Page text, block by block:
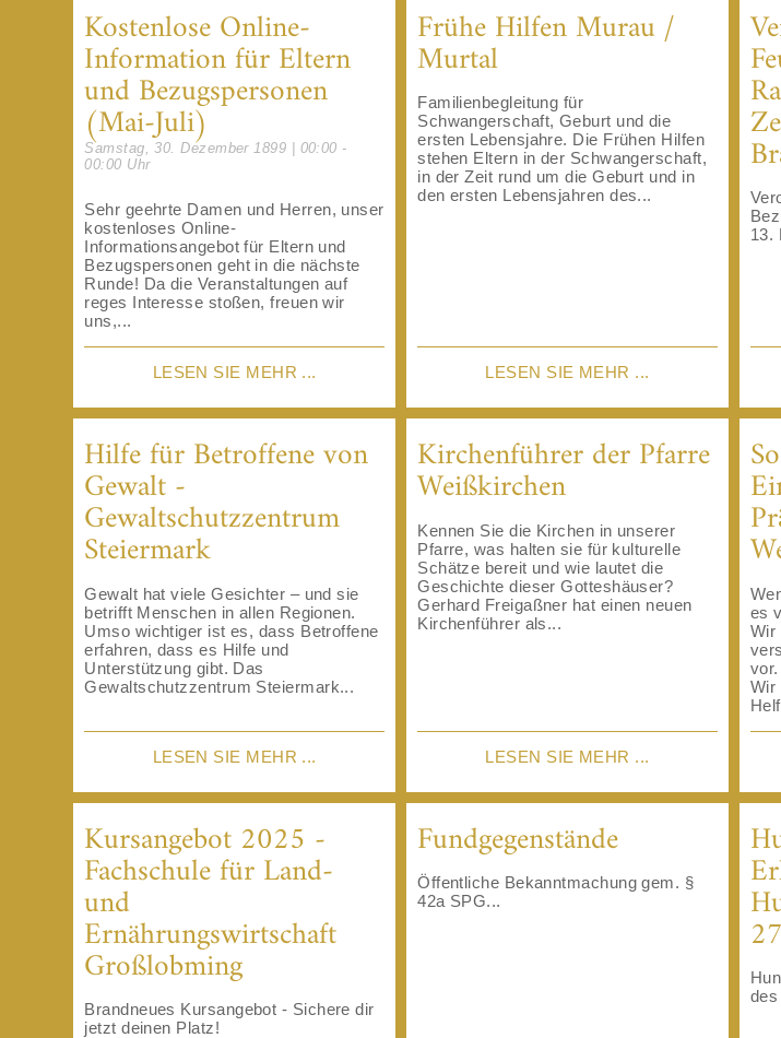
Kostenlose Online-
Information für Eltern
und Bezugspersonen
(Mai-Juli)
Samstag, 30. Dezember 1899 | 00:00 -
00:00 Uhr
Sehr geehrte Damen und Herren, unser
kostenloses Online-
Informationsangebot für Eltern und
Bezugspersonen geht in die nächste
Runde! Da die Veranstaltungen auf
reges Interesse stoßen, freuen wir
uns,...
LESEN SIE MEHR ...
Frühe Hilfen Murau /
Murtal
Familienbegleitung für
Schwangerschaft, Geburt und die
ersten Lebensjahre. Die Frühen Hilfen
stehen Eltern in der Schwangerschaft,
in der Zeit rund um die Geburt und in
den ersten Lebensjahren des...
LESEN SIE MEHR ...
13.
Hilfe für Betroffene von
Gewalt -
Gewaltschutzzentrum
Steiermark
Gewalt hat viele Gesichter – und sie
betrifft Menschen in allen Regionen.
Umso wichtiger ist es, dass Betroffene
erfahren, dass es Hilfe und
Unterstützung gibt. Das
Gewaltschutzzentrum Steiermark...
LESEN SIE MEHR ...
Kirchenführer der Pfarre
Weißkirchen
Kennen Sie die Kirchen in unserer
Pfarre, was halten sie für kulturelle
Schätze bereit und wie lautet die
Geschichte dieser Gotteshäuser?
Gerhard Freigaßner hat einen neuen
Kirchenführer als...
LESEN SIE MEHR ...
es
Wir
vor.
Wir
Kursangebot 2025 -
Fachschule für Land-
und
Ernährungswirtschaft
Großlobming
Brandneues Kursangebot - Sichere dir
jetzt deinen Platz!
Fundgegenstände
Öffentliche Bekanntmachung gem. §
42a SPG...